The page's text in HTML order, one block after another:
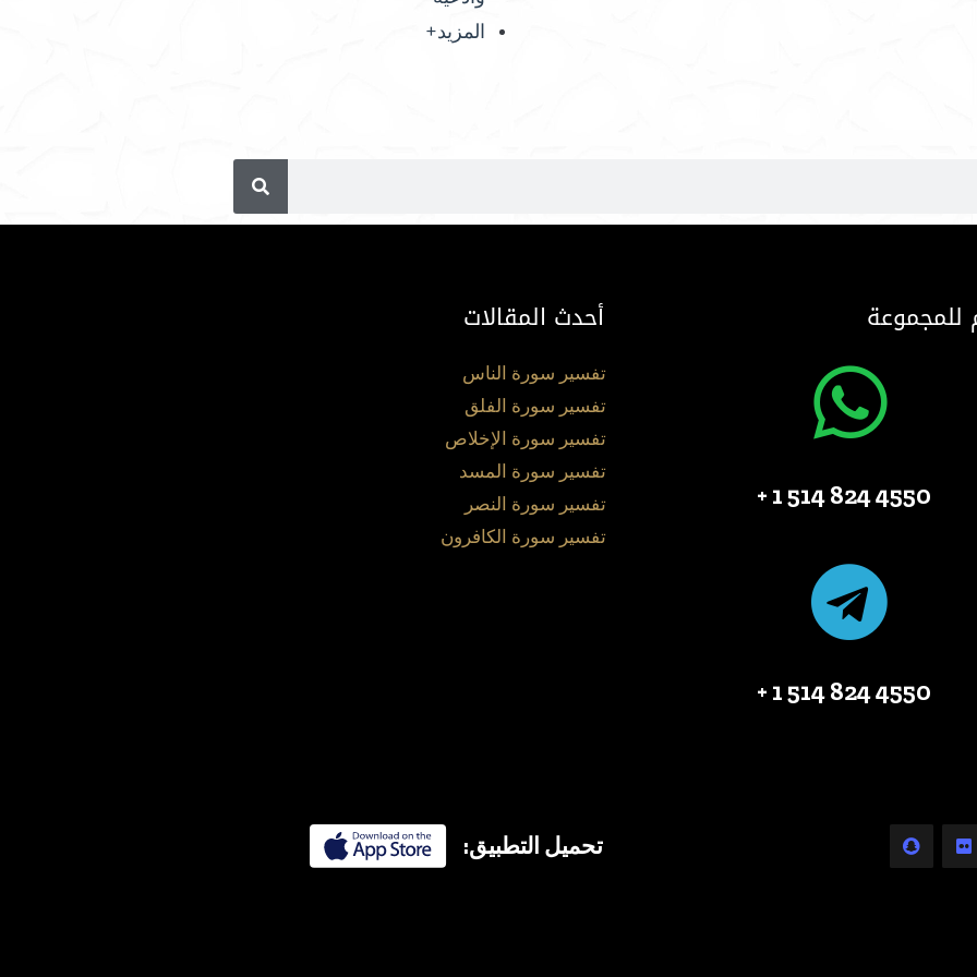
المزيد+
للمجموعة
4550 824 514 1 +
4550 824 514 1 +
أحدث المقالات
تفسير سورة الناس
تفسير سورة الفلق
تفسير سورة الإخلاص
تفسير سورة المسد
تفسير سورة النصر
تفسير سورة الكافرون
تحميل التطبيق: